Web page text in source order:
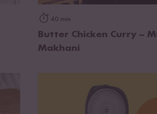
40 min
Butter Chicken Curry –
Makhani